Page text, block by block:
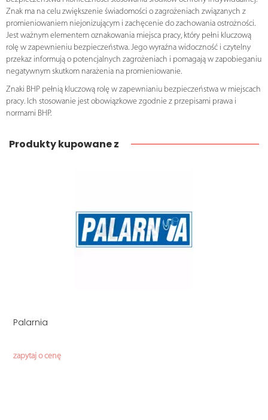
Znak ma na celu zwiększenie świadomości o zagrożeniach związanych z
promieniowaniem niejonizującym i zachęcenie do zachowania ostrożności.
Jest ważnym elementem oznakowania miejsca pracy, który pełni kluczową
rolę w zapewnieniu bezpieczeństwa. Jego wyraźna widoczność i czytelny
przekaz informują o potencjalnych zagrożeniach i pomagają w zapobieganiu
negatywnym skutkom narażenia na promieniowanie.
Znaki BHP pełnią kluczową rolę w zapewnianiu bezpieczeństwa w miejscach
pracy. Ich stosowanie jest obowiązkowe zgodnie z przepisami prawa i
normami BHP.
Produkty kupowane z
Palarnia
zapytaj o cenę